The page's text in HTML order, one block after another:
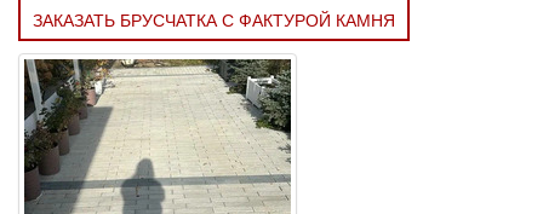
ЗАКАЗАТЬ БРУСЧАТКА С ФАКТУРОЙ КАМНЯ